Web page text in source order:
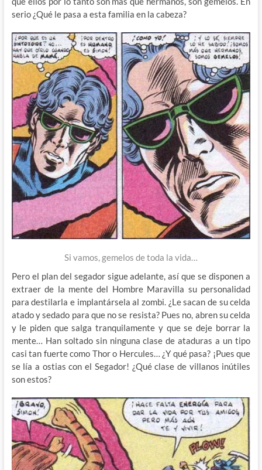
serio ¿Qué le pasa a esta familia en la cabeza?
Si vamos, gemelos de toda la vida…
Pero el plan del segador sigue adelante, así que se disponen a
extraer de la mente del Hombre Maravilla su personalidad
para destilarla e implantársela al zombi. ¿Le sacan de su celda
atado y sedado para que no se resista? Pues no, abren su celda
y le piden que salga tranquilamente y que se deje borrar la
mente… Han soltado sin ninguna clase de ataduras a un tipo
casi tan fuerte como Thor o Hercules… ¿Y qué pasa? ¡Pues que
se lía a ostias con el Segador! ¿Qué clase de villanos inútiles
son estos?